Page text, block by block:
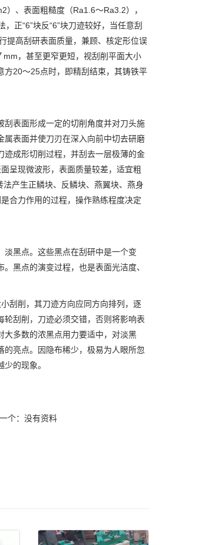
、表面粗糙度（Ra1.6～Ra3.2），
正“6”块反“6”块刀迹较好，当任意刮
提高刮研表面质量，兼顾、核定形位误
，甚至更窄更短，视刮削平面大小
方20～25点时，即精刮结束，其铸铁平
刮表面形成一定的切削角度并对刀头施
表面并使刀刃在深入向前中切去研磨
成形切削过程，并刮去一层极薄的金
呈现微波形，表面质量较差，适宜粗
法产生正鳞块、反鳞块、燕翼块、燕身
合力作用的过程，操作熟练程度决定
黑点。这些黑点在刮研中是一个变
黑点的演变过程，也是表面光洁度、
刮削，其刀迹方向应同方向排列，逐
刮削，刀迹必须交错，否则将影响表
多数的浓黑点用力要适中，对淡黑
亮点。因隐布稀少，极易为人眼所忽
的现象。
个：没有资料